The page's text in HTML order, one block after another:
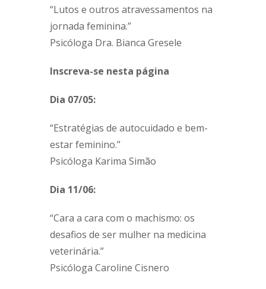
“Lutos e outros atravessamentos na
jornada feminina.”
Psicóloga Dra. Bianca Gresele
Inscreva-se nesta página
Dia 07/05:
“Estratégias de autocuidado e bem-
estar feminino.”
Psicóloga Karima Simão
Dia 11/06:
“Cara a cara com o machismo: os
desafios de ser mulher na medicina
veterinária.”
Psicóloga Caroline Cisnero